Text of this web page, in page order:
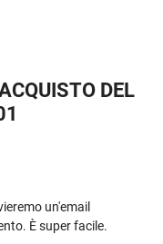
DEL
un'email
È super facile.